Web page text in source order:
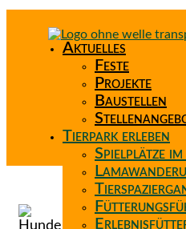
Aktuelles
Feste
Projekte
Baustellen
Tierpark erleben
Spielplätze